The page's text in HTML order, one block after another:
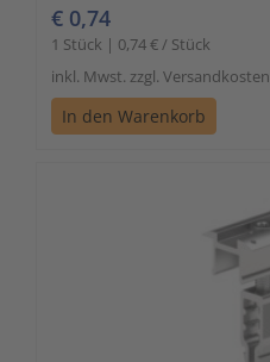
€ 0,74
1 Stück | 0,74 € / Stück
inkl. Mwst. zzgl. Versandkosten
In den Warenkorb